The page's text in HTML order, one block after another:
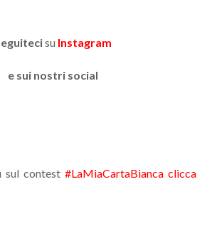
su Instagram
e sui nostri social
sul contest #LaMiaCartaBianca clicca